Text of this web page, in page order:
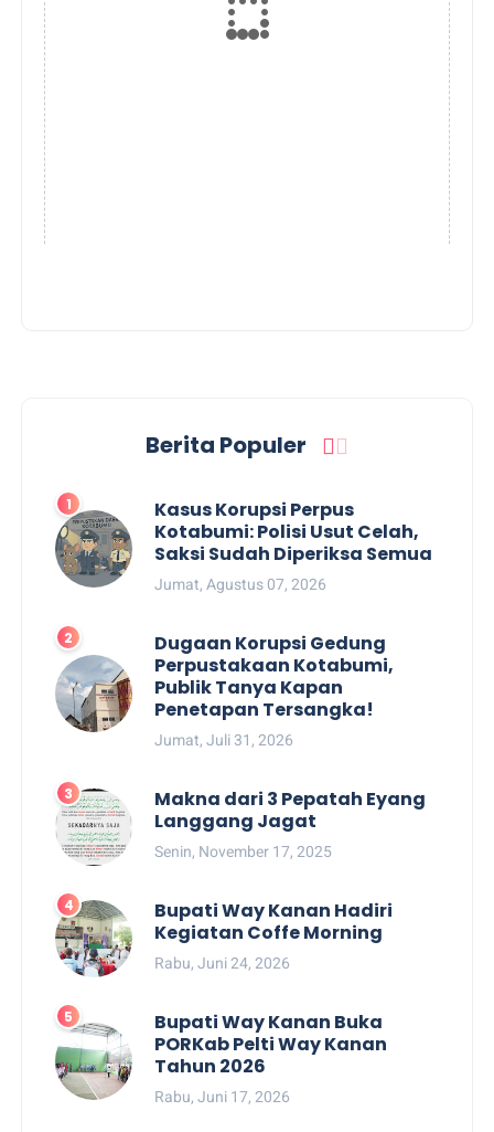
Berita Populer
Kasus Korupsi Perpus
Kotabumi: Polisi Usut Celah,
Saksi Sudah Diperiksa Semua
Jumat, Agustus 07, 2026
Dugaan Korupsi Gedung
Perpustakaan Kotabumi,
Publik Tanya Kapan
Penetapan Tersangka!
Jumat, Juli 31, 2026
Makna dari 3 Pepatah Eyang
Langgang Jagat
Senin, November 17, 2025
Bupati Way Kanan Hadiri
Kegiatan Coffe Morning
Rabu, Juni 24, 2026
Bupati Way Kanan Buka
PORKab Pelti Way Kanan
Tahun 2026
Rabu, Juni 17, 2026